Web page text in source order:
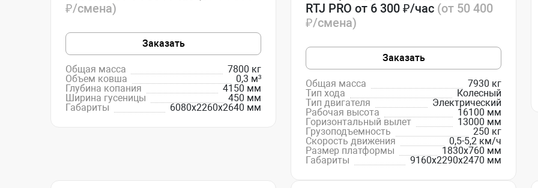
₽/смена)
Заказать
Общая масса
7800 кг
Объем ковша
0,3 м³
Глубина копания
4150 мм
Ширина гусеницы
450 мм
Габариты
6080х2260х2640 мм
RTJ PRO от 6 300 ₽/час (от 50 400
₽/смена)
Заказать
Общая масса
7930 кг
Тип хода
Колесный
Тип двигателя
Электрический
Рабочая высота
16100 мм
Горизонтальный вылет
13000 мм
Грузоподъемность
250 кг
Скорость движения
0,5-5,2 км/ч
Размер платформы
1830х760 мм
Габариты
9160х2290х2470 мм